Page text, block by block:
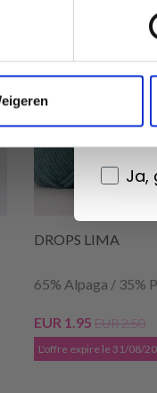
DROPS LIMA
65% Alpaga / 35%
EUR 1.95 EUR 2.50
L'offre expire le 31/08/
Wil
Ja,